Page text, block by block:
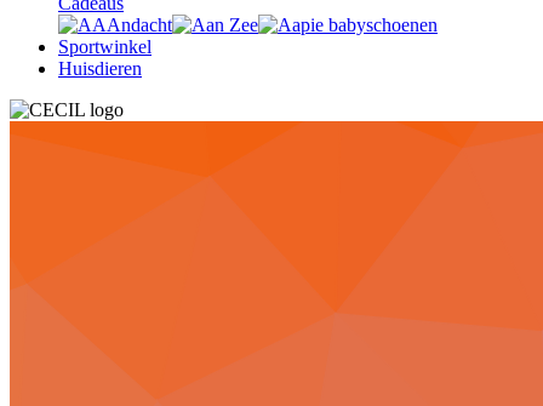
Sportwinkel
Huisdieren